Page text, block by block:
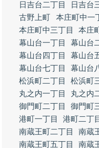
日吉台二丁目
日吉台
古野上町
本庄町中一
本庄町中三丁目
本庄
幕山台一丁目
幕山台
幕山台四丁目
幕山台
幕山台七丁目
幕山台
松浜町二丁目
松浜町
丸之内一丁目
丸之内
御門町二丁目
御門町
港町一丁目
港町二丁
南蔵王町二丁目
南蔵
南蔵王町五丁目
南蔵